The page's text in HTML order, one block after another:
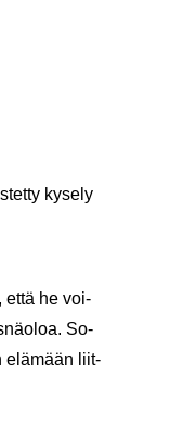
ky­se­ly
että he voi­
So­
elä­mään liit­